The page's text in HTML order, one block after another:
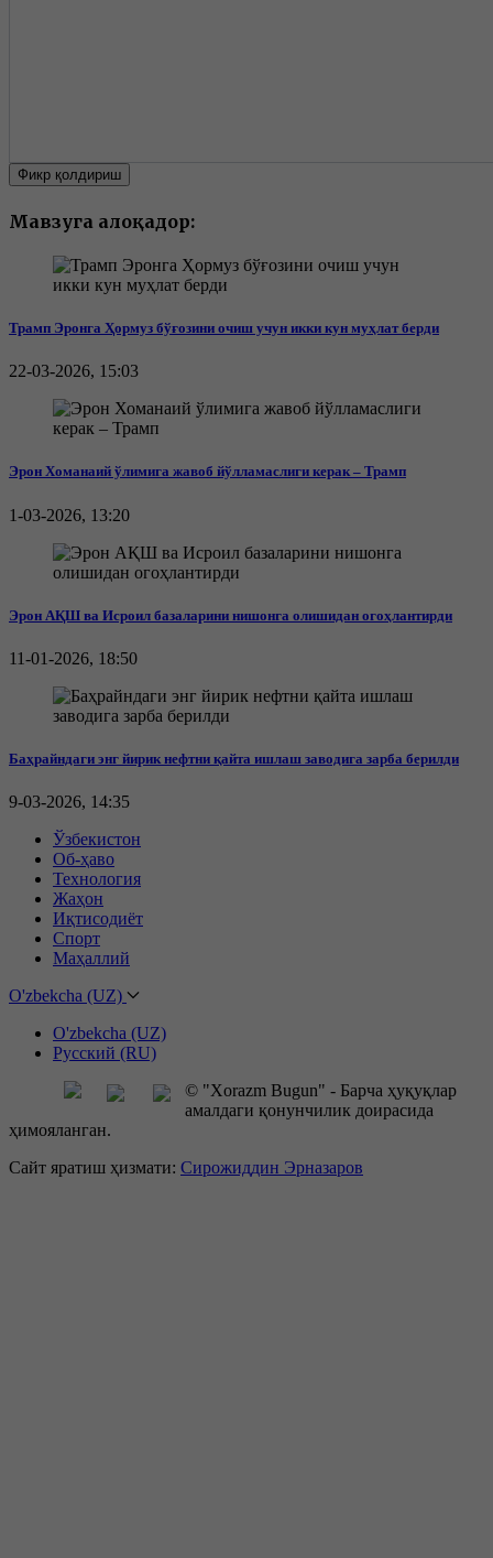
Фикр қолдириш
Мавзуга алоқадор:
Трамп Эронга Ҳормуз бўғозини очиш учун икки кун муҳлат берди
22-03-2026, 15:03
Эрон Хоманаий ўлимига жавоб йўлламаслиги керак – Трамп
1-03-2026, 13:20
Эрон АҚШ ва Исроил базаларини нишонга олишидан огоҳлантирди
11-01-2026, 18:50
Баҳрайндаги энг йирик нефтни қайта ишлаш заводига зарба берилди
9-03-2026, 14:35
Ўзбекистон
Об-ҳаво
Технология
Жаҳон
Иқтисодиёт
Спорт
Маҳаллий
O'zbekcha (UZ)
O'zbekcha (UZ)
Русский (RU)
© "Xorazm Bugun" - Барча ҳуқуқлар
амалдаги қонунчилик доирасида
ҳимояланган.
Сайт яратиш ҳизмати: Сирожиддин Эрназаров